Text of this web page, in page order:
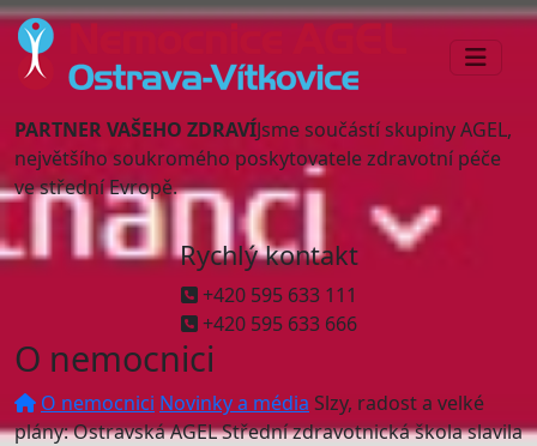
PARTNER VAŠEHO ZDRAVÍJsme součástí skupiny AGEL,
největšího soukromého poskytovatele zdravotní péče
ve střední Evropě.
Rychlý kontakt
+420 595 633 111
+420 595 633 666
O nemocnici
O nemocnici Novinky a média Slzy, radost a velké
plány: Ostravská AGEL Střední zdravotnická škola slavila